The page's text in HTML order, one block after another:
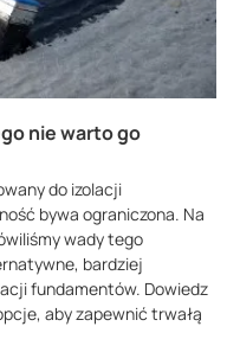
nie warto go
do izolacji
bywa ograniczona. Na
wady tego
bardziej
fundamentów. Dowiedz
aby zapewnić trwałą